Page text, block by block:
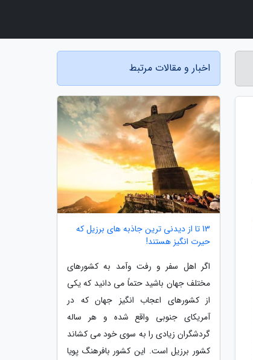
اخبار و مقالات مرتبط
13 تا از دیدنی ترین جاذبه های برزیل که
حیرت انگیز هستند!
اگر اهل سفر و رفت وآمد به کشورهای
مختلف جهان باشید حتماً می دانید که یکی
از کشورهای اعجاب انگیز جهان که در
آمریکای جنوبی واقع شده و هر ساله
گردشگران زیادی را به سوی خود می کشاند
کشور برزیل است. این کشور بافرهنگ پویا